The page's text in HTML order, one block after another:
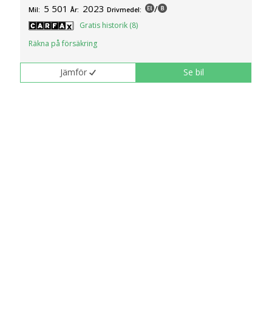
Mil: 5 501 År: 2023 Drivmedel: /
Gratis historik (8)
Räkna på försäkring
Jämför Se bil